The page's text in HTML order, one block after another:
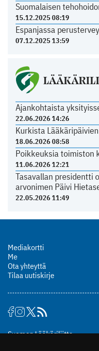
Suomalaisen
15.12.2025 08:19
Espanjassa
07.12.2025 13:59
Ajankohtaista
22.06.2026 14:26
Kurkista
18.06.2026 08:58
Poikkeuksia toimiston
11.06.2026 12:21
Tasavallan presidentti
arvonimen Päivi
22.05.2026 11:49
Mediakortti
Me
Ota yhteyttä
Tilaa uutiskirje
Suomen Lääkäriliitto